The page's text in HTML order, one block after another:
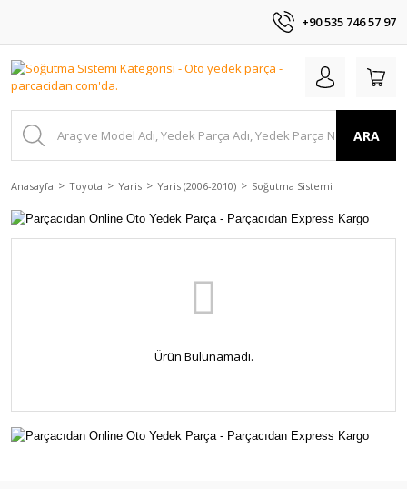
+90 535 746 57 97
ARA
Anasayfa Toyota Yaris Yaris (2006-2010) Soğutma Sistemi
Ürün Bulunamadı.